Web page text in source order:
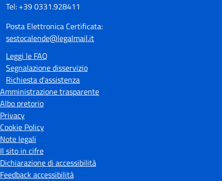
Tel: +39 0331.928411
Posta Elettronica Certificata:
sestocalende@legalmail.it
Leggi le FAQ
Segnalazione disservizio
Richiesta d'assistenza
Amministrazione trasparente
Albo pretorio
Privacy
Cookie Policy
Note legali
Il sito in cifre
Dichiarazione di accessibilità
Feedback accessibilità